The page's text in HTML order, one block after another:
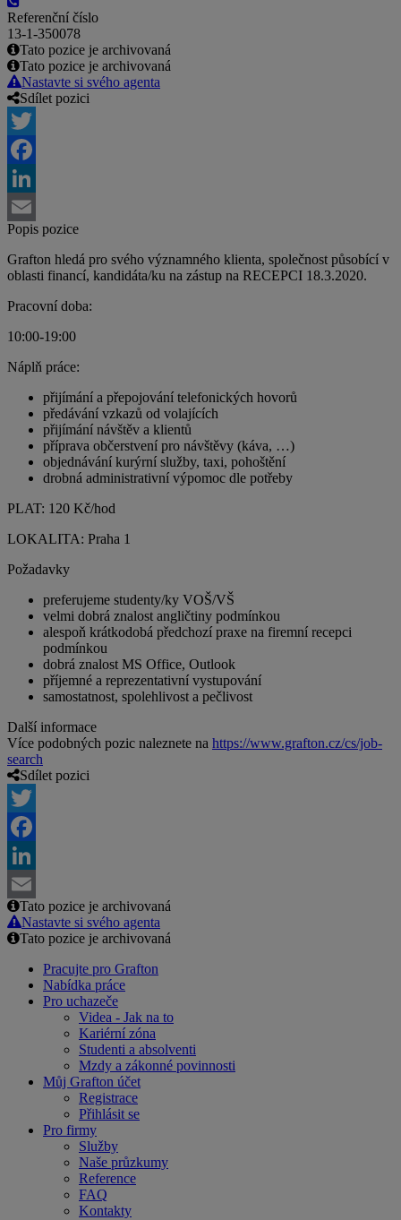
Referenční číslo
13-1-350078
Tato pozice je archivovaná
Tato pozice je archivovaná
Nastavte si svého agenta
Sdílet pozici
Twitter
Facebook
LinkedIn
Email
Popis pozice
Grafton hledá pro svého významného klienta, společnost působící v
oblasti financí, kandidáta/ku na zástup na RECEPCI 18.3.2020.
Pracovní doba:
10:00-19:00
Náplň práce:
přijímání a přepojování telefonických hovorů
předávání vzkazů od volajících
přijímání návštěv a klientů
příprava občerstvení pro návštěvy (káva, …)
objednávání kurýrní služby, taxi, pohoštění
drobná administrativní výpomoc dle potřeby
PLAT: 120 Kč/hod
LOKALITA: Praha 1
Požadavky
preferujeme studenty/ky VOŠ/VŠ
velmi dobrá znalost angličtiny podmínkou
alespoň krátkodobá předchozí praxe na firemní recepci
podmínkou
dobrá znalost MS Office, Outlook
příjemné a reprezentativní vystupování
samostatnost, spolehlivost a pečlivost
Další informace
Více podobných pozic naleznete na https://www.grafton.cz/cs/job-
search
Sdílet pozici
Twitter
Facebook
LinkedIn
Email
Tato pozice je archivovaná
Nastavte si svého agenta
Tato pozice je archivovaná
Pracujte pro Grafton
Nabídka práce
Pro uchazeče
Videa - Jak na to
Kariérní zóna
Studenti a absolventi
Mzdy a zákonné povinnosti
Můj Grafton účet
Registrace
Přihlásit se
Pro firmy
Služby
Naše průzkumy
Reference
FAQ
Kontakty